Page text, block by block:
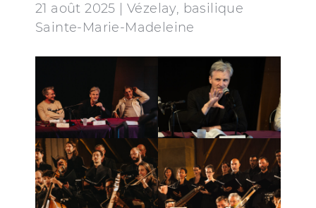
21 août 2025 | Vézelay, basilique
Sainte-Marie-Madeleine